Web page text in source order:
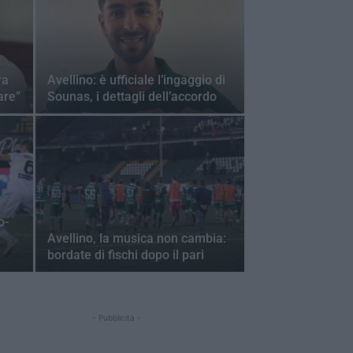
Avellino: è ufficiale l’ingaggio di
Sounas, i dettagli dell’accordo
Avellino, la musica non cambia:
bordate di fischi dopo il pari
- Pubblicità -